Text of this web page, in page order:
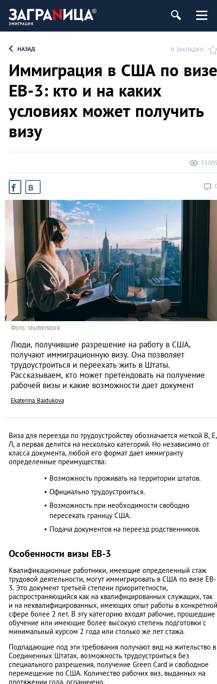
НАЗАД В ЗАКЛАДКИ
Иммиграция в США по визе
ЕВ-3: кто и на каких
условиях может получить
визу
Фото: shutterstock
Люди, получившие разрешение на работу в США,
получают иммиграционную визу. Она позволяет
трудоустроиться и переехать жить в Штаты.
Рассказываем, кто может претендовать на получение
рабочей визы и какие возможности дает документ
Ekaterina Baidukova
Виза для переезда по трудоустройству обозначается меткой В, Е,
Л, а первая делится на несколько категорий. Но независимо от
класса документа, любой его формат дает иммигранту
определенные преимущества:
Возможность проживать на территории штатов.
Официально трудоустроиться.
Возможность при необходимости свободно
пересекать границу США.
Подача документов на переезд родственников.
Особенности визы EB-3
Квалификационные работники, имеющие определенный стаж
трудовой деятельности, могут иммигрировать в США по визе EB-
3. Это документ третьей степени приоритетности,
распространяющийся как на квалифицированных служащих, так
и на неквалифицированных, имеющих опыт работы в конкретной
сфере более 2 лет. В эту категорию входят рабочие, прошедшие
обучение или имеющие более высокую степень подготовки с
минимальный курсом 2 года или столько же лет стажа.
Подпадающие под эти требования получают вид на жительство в
Соединенных Штатах, возможность трудоустроиться без
специального разрешения, получение Green Card и свободное
перемещение по США. Количество рабочих виз, выданных на
протяжении года, ограничено.